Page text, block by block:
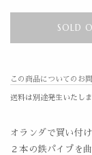
SOLD
この商品についてのお
送料は別途発生いたし
オランダで買い付
２本の鉄パイプを